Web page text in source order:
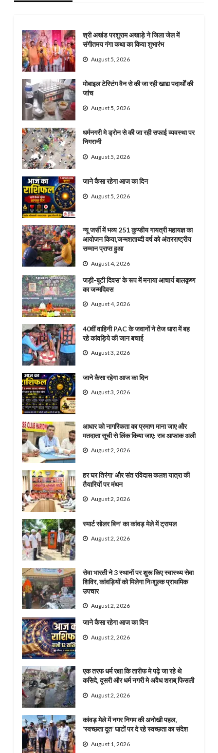
श्री अखंड परशुराम अखाड़े ने जिला जेल में
संगीतमय गंगा कथा का किया शुभारंभ
August 5, 2026
मोबाइल टेस्टिंग वैन से की जा रही खाद्य पदार्थों की
जांच
August 5, 2026
धर्मनगरी मे ड्रोन से की जा रही सफाई व्यवस्था पर
निगरानी
August 5, 2026
जाने कैसा रहेगा आज का दिन
August 5, 2026
न्यू जर्सी में भव्य 251 कुण्डीय गायत्री महायज्ञ का
आयोजन किया,जन्मशताब्दी वर्ष को अंतरराष्ट्रीय
सम्मान प्राप्त हुआ
August 4, 2026
जड़ी-बूटी दिवस’ के रूप में मनाया आचार्य बालकृष्ण
का जन्मदिवस
August 4, 2026
40वीं वाहिनी PAC के जवानों ने तेज धारा में बह
रहे कांवड़िये की जान बचाई
August 3, 2026
जाने कैसा रहेगा आज का दिन
August 3, 2026
आधार को नागरिकता का प्रमाण माना जाए और
मतदाता सूची से लिंक किया जाए: राव आफाक अली
August 2, 2026
हर घर तिरंगा’ और संत रविदास कलश यात्रा की
तैयारियों पर मंथन
August 2, 2026
स्मार्ट सोलर बिन’ का कांवड़ मेले में ट्रायल
August 2, 2026
सेवा भारती ने 3 स्थानों पर शुरू किए स्वास्थ्य सेवा
शिविर, कांवड़ियों को मिलेगा निःशुल्क प्राथमिक
उपचार
August 2, 2026
जाने कैसा रहेगा आज का दिन
August 2, 2026
एक तरफ धर्म रक्षा कि तारीफ मे पढ़े जा रहे थे
कसिदे, दूसरी और धर्म नगरी मे अवैध शराब् फिसली
August 2, 2026
कांवड़ मेले में नगर निगम की अनोखी पहल,
‘स्वच्छता दूत’ घाटों पर दे रहे स्वच्छता का संदेश
August 1, 2026